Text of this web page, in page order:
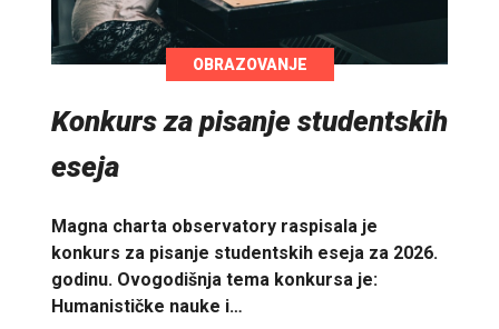
OBRAZOVANJE
Konkurs za pisanje studentskih
eseja
Magna charta observatory raspisala je
konkurs za pisanje studentskih eseja za 2026.
godinu. Ovogodišnja tema konkursa je:
Humanističke nauke i…